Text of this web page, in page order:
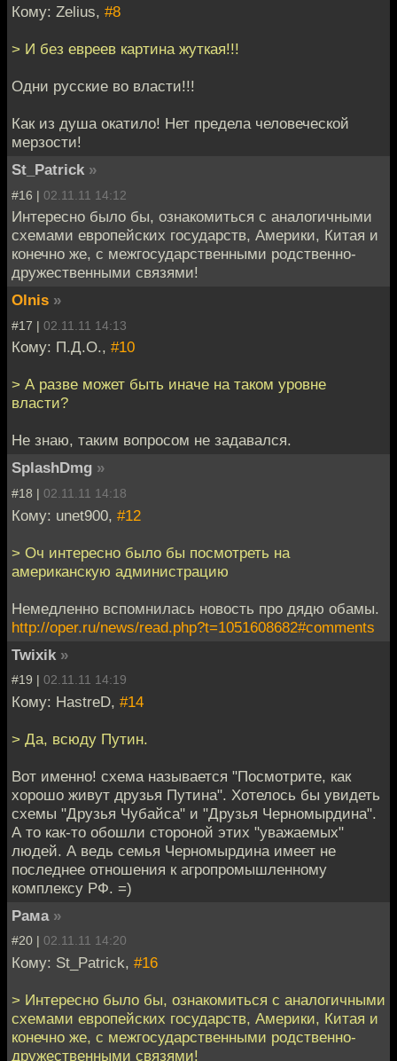
Кому: Zelius, #8
> И без евреев картина жуткая!!!
Одни русские во власти!!!
Как из душа окатило! Нет предела человеческой
мерзости!
St_Patrick »
#16 | 02.11.11 14:12
Интересно было бы, ознакомиться с аналогичными
схемами европейских государств, Америки, Китая и
конечно же, с межгосударственными родственно-
дружественными связями!
Olnis »
#17 | 02.11.11 14:13
Кому: П.Д.О., #10
> А разве может быть иначе на таком уровне
власти?
Не знаю, таким вопросом не задавался.
SplashDmg »
#18 | 02.11.11 14:18
Кому: unet900, #12
> Оч интересно было бы посмотреть на
американскую администрацию
Немедленно вспомнилась новость про дядю обамы.
http://oper.ru/news/read.php?t=1051608682#comments
Twixik »
#19 | 02.11.11 14:19
Кому: HastreD, #14
> Да, всюду Путин.
Вот именно! схема называется "Посмотрите, как
хорошо живут друзья Путина". Хотелось бы увидеть
схемы "Друзья Чубайса" и "Друзья Черномырдина".
А то как-то обошли стороной этих "уважаемых"
людей. А ведь семья Черномырдина имеет не
последнее отношения к агропромышленному
комплексу РФ. =)
Рама »
#20 | 02.11.11 14:20
Кому: St_Patrick, #16
> Интересно было бы, ознакомиться с аналогичными
схемами европейских государств, Америки, Китая и
конечно же, с межгосударственными родственно-
дружественными связями!